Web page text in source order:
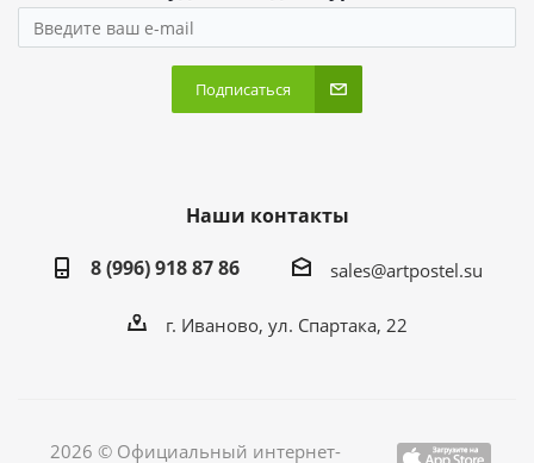
Подписаться
Наши контакты
8 (996) 918 87 86
sales@artpostel.su
г. Иваново, ул. Спартака, 22
2026 © Официальный интернет-